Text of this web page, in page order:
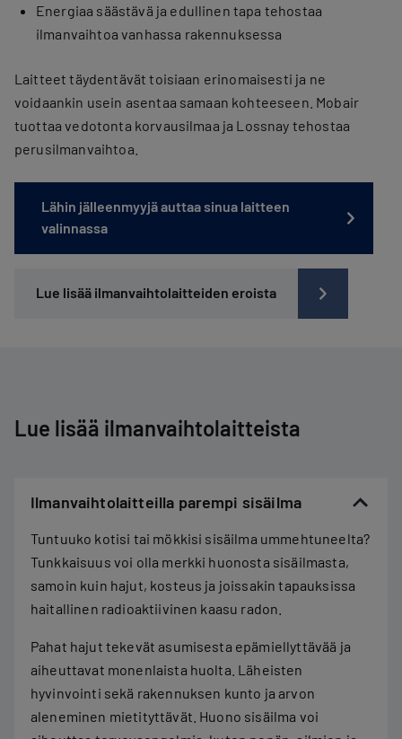
Energiaa säästävä ja edullinen tapa tehostaa
ilmanvaihtoa vanhassa rakennuksessa
Laitteet täydentävät toisiaan erinomaisesti ja ne
voidaankin usein asentaa samaan kohteeseen. Mobair
tuottaa vedotonta korvausilmaa ja Lossnay tehostaa
perusilmanvaihtoa.
Lähin jälleenmyyjä auttaa sinua laitteen
valinnassa
Lue lisää ilmanvaihtolaitteiden eroista
Lue lisää ilmanvaihtolaitteista
Ilmanvaihtolaitteilla parempi sisäilma
Tuntuuko kotisi tai mökkisi sisäilma ummehtuneelta?
Tunkkaisuus voi olla merkki huonosta sisäilmasta,
samoin kuin hajut, kosteus ja joissakin tapauksissa
haitallinen radioaktiivinen kaasu radon.
Pahat hajut tekevät asumisesta epämiellyttävää ja
aiheuttavat monenlaista huolta. Läheisten
hyvinvointi sekä rakennuksen kunto ja arvon
aleneminen mietityttävät. Huono sisäilma voi